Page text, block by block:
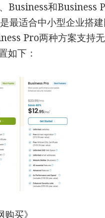
Business和Business
最适合中小型企业搭
Pro两种方案支持无
如下：
购买》